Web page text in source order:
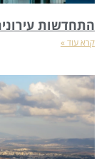
התחדשות
קרא עוד »